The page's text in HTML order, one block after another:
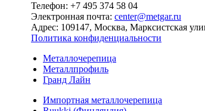
Телефон: +7 495 374 58 04
Электронная почта: center@metgar.ru
Адрес: 109147, Москва, Марксистская
Политика конфиденциальности
Металлочерепица
Металлпрофиль
Гранд Лайн
Импортная металлочерепица